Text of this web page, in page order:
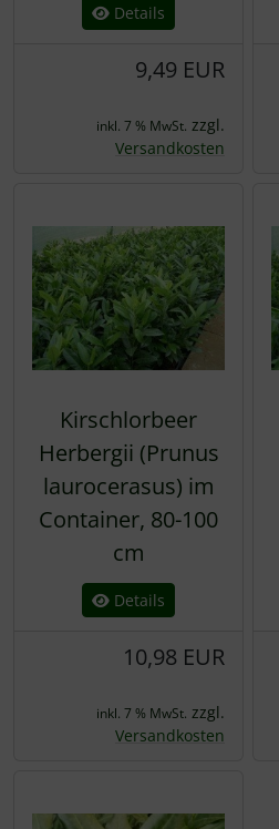
Details
9,49 EUR
inkl. 7 % MwSt. zzgl.
Versandkosten
Kirschlorbeer
Herbergii (Prunus
laurocerasus) im
Container, 80-100
cm
Details
10,98 EUR
inkl. 7 % MwSt. zzgl.
Versandkosten